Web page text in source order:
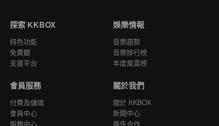
探索 KKBOX
特色功能
免費聽
支援平台
娛樂情報
音樂趨勢
音樂排行榜
年度風雲榜
會員服務
付費及儲值
會員中心
服務中心
關於我們
關於 KKBOX
新聞中心
廣告合作